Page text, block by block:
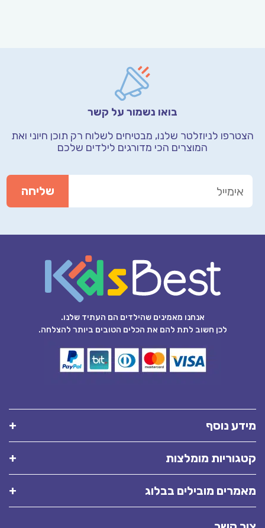
בואו נשמור על קשר
הצטרפו לניוזלטר שלנו, מבטיחים לשלוח רק תוכן חיוני ואת
המוצרים הכי מדורגים לילדים שלכם
אנחנו מאמינים שהילדים הם העתיד שלנו.
לכן חשוב לתת להם את הכלים הטובים ביותר להצלחה.
מידע נוסף
קטגוריות מומלצות
מאמרים מובילים בבלוג